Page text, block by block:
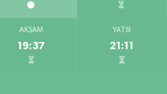
AKŞAM
19:37
YATSI
21:11